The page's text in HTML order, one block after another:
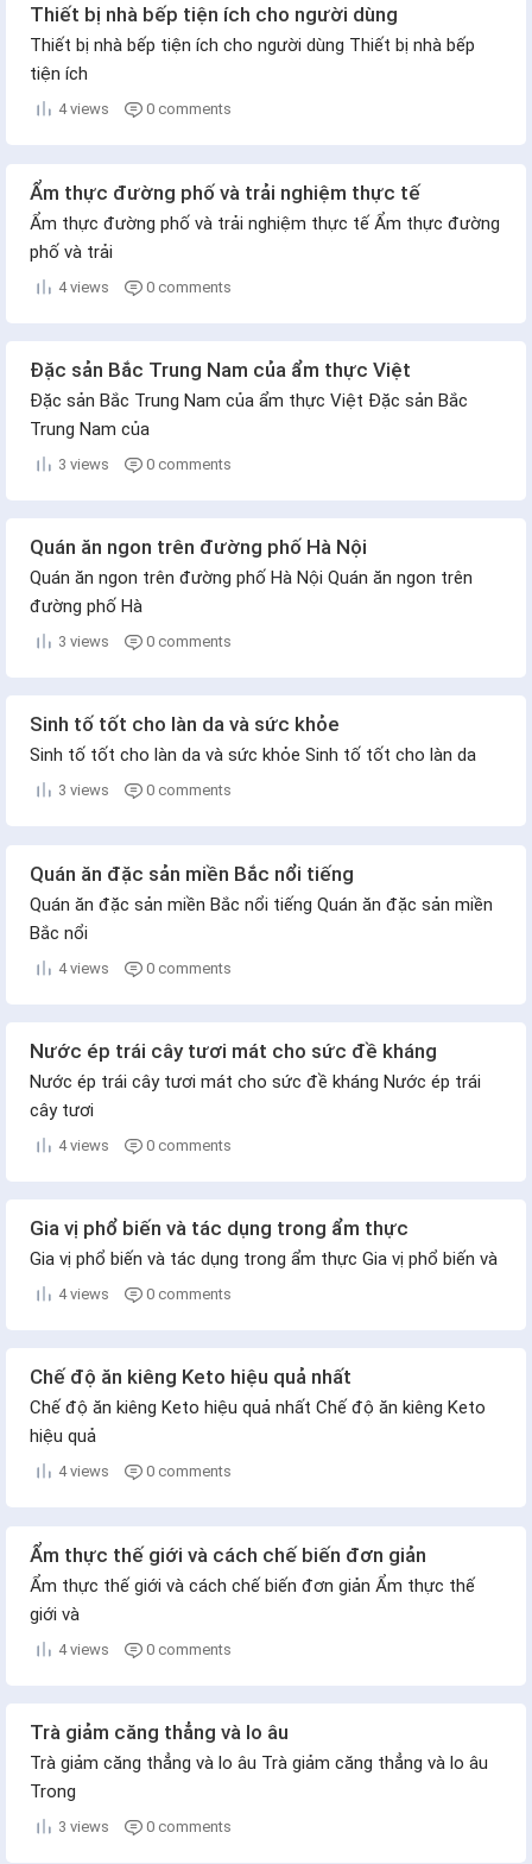
Thiết bị nhà bếp tiện ích cho người dùng
Thiết bị nhà bếp tiện ích cho người dùng Thiết bị nhà bếp
tiện ích
4 views 0 comments
Ẩm thực đường phố và trải nghiệm thực tế
Ẩm thực đường phố và trải nghiệm thực tế Ẩm thực đường
phố và trải
4 views 0 comments
Đặc sản Bắc Trung Nam của ẩm thực Việt
Đặc sản Bắc Trung Nam của ẩm thực Việt Đặc sản Bắc
Trung Nam của
3 views 0 comments
Quán ăn ngon trên đường phố Hà Nội
Quán ăn ngon trên đường phố Hà Nội Quán ăn ngon trên
đường phố Hà
3 views 0 comments
Sinh tố tốt cho làn da và sức khỏe
Sinh tố tốt cho làn da và sức khỏe Sinh tố tốt cho làn da
3 views 0 comments
Quán ăn đặc sản miền Bắc nổi tiếng
Quán ăn đặc sản miền Bắc nổi tiếng Quán ăn đặc sản miền
Bắc nổi
4 views 0 comments
Nước ép trái cây tươi mát cho sức đề kháng
Nước ép trái cây tươi mát cho sức đề kháng Nước ép trái
cây tươi
4 views 0 comments
Gia vị phổ biến và tác dụng trong ẩm thực
Gia vị phổ biến và tác dụng trong ẩm thực Gia vị phổ biến và
4 views 0 comments
Chế độ ăn kiêng Keto hiệu quả nhất
Chế độ ăn kiêng Keto hiệu quả nhất Chế độ ăn kiêng Keto
hiệu quả
4 views 0 comments
Ẩm thực thế giới và cách chế biến đơn giản
Ẩm thực thế giới và cách chế biến đơn giản Ẩm thực thế
giới và
4 views 0 comments
Trà giảm căng thẳng và lo âu
Trà giảm căng thẳng và lo âu Trà giảm căng thẳng và lo âu
Trong
3 views 0 comments